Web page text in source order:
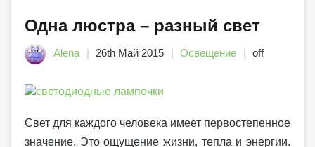
Одна люстра – разный свет
Alena 26th Май 2015 Освещение off
Свет для каждого человека имеет первостепенное
значение. Это ощущение жизни, тепла и энергии.